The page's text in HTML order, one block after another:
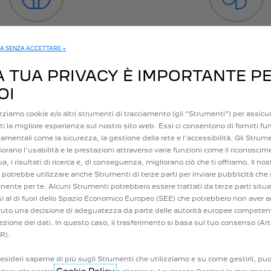
guida flessibile ed ecologica
tuoi viaggi quotidiani.
Limita l'uso di
condizionata, che consumano
È A PORTATA
avviso di zona di pericolo, ecc.). In caso di guasti o incidenti,
futuro e con "e-command", puoi anche controllare la ricarica e
SENZA ACCETTARE →
TUA PRIVACY È IMPORTANTE
cookie e/o altri strumenti di tracciamento (gli “Strumenti”) per
la migliore esperienza sul nostro sito web. Essi ci consentono di fornirti
come la sicurezza, la gestione della rete e l'accessibilità. Gli
l'usabilità e le prestazioni attraverso varie funzioni come il
i risultati di ricerca e, di conseguenza, migliorano ciò che ti offriamo. Il
utilizzare anche Strumenti di terze parti per inviare pubblicità che
per te. Alcuni Strumenti potrebbero essere trattati da terze parti
al di fuori dello Spazio Economico Europeo (SEE) che potrebbero non aver
una decisione di adeguatezza da parte delle autorità europee
dei dati. In questo caso, il trasferimento si basa sul tuo consenso
saperne di più sugli Strumenti che utilizziamo e su come gestirli,